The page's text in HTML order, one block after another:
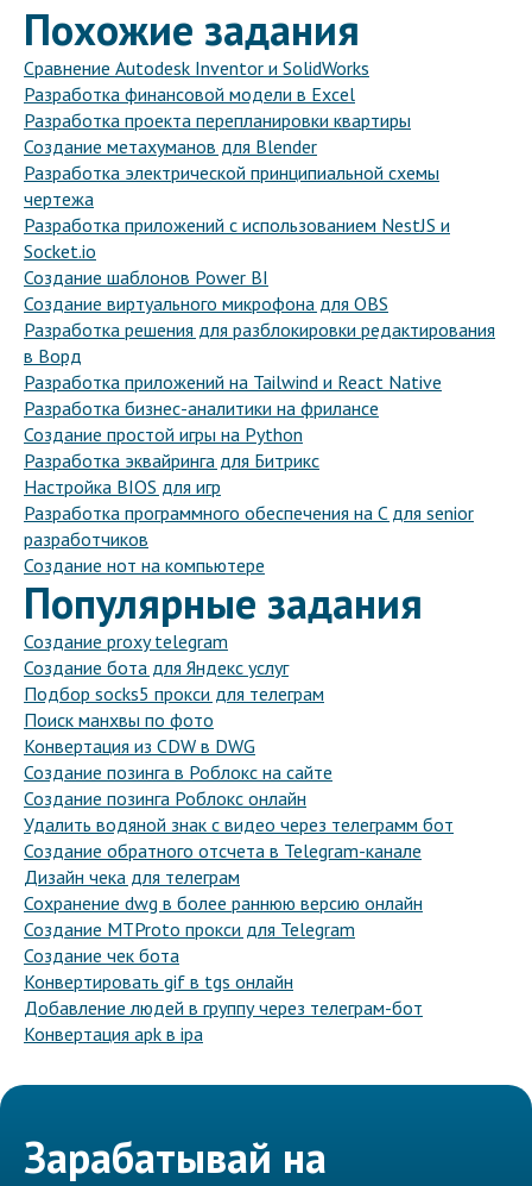
Похожие задания
Сравнение Autodesk Inventor и SolidWorks
Разработка финансовой модели в Excel
Разработка проекта перепланировки квартиры
Создание метахуманов для Blender
Разработка электрической принципиальной схемы
чертежа
Разработка приложений с использованием NestJS и
Socket.io
Создание шаблонов Power BI
Создание виртуального микрофона для OBS
Разработка решения для разблокировки редактирования
в Ворд
Разработка приложений на Tailwind и React Native
Разработка бизнес-аналитики на фрилансе
Создание простой игры на Python
Разработка эквайринга для Битрикс
Настройка BIOS для игр
Разработка программного обеспечения на C для senior
разработчиков
Создание нот на компьютере
Популярные задания
Создание proxy telegram
Создание бота для Яндекс услуг
Подбор socks5 прокси для телеграм
Поиск манхвы по фото
Конвертация из CDW в DWG
Создание позинга в Роблокс на сайте
Создание позинга Роблокс онлайн
Удалить водяной знак с видео через телеграмм бот
Создание обратного отсчета в Telegram-канале
Дизайн чека для телеграм
Сохранение dwg в более раннюю версию онлайн
Создание MTProto прокси для Telegram
Создание чек бота
Конвертировать gif в tgs онлайн
Добавление людей в группу через телеграм-бот
Конвертация apk в ipa
Зарабатывай на